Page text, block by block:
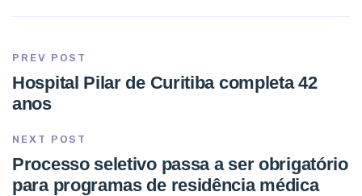
PREV POST
Hospital Pilar de Curitiba completa 42
anos
NEXT POST
Processo seletivo passa a ser obrigatório
para programas de residência médica